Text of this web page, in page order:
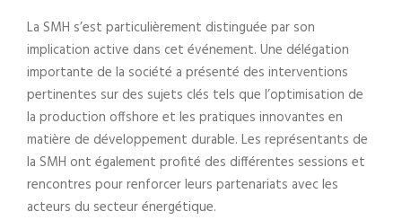
La SMH s’est particulièrement distinguée par son
implication active dans cet événement. Une délégation
importante de la société a présenté des interventions
pertinentes sur des sujets clés tels que l’optimisation de
la production offshore et les pratiques innovantes en
matière de développement durable. Les représentants de
la SMH ont également profité des différentes sessions et
rencontres pour renforcer leurs partenariats avec les
acteurs du secteur énergétique.